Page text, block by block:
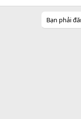
Bạn phải